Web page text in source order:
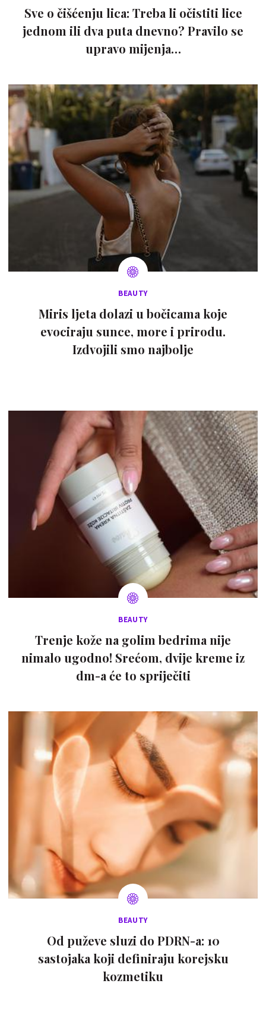
Sve o čišćenju lica: Treba li očistiti lice
jednom ili dva puta dnevno? Pravilo se
upravo mijenja…
BEAUTY
Miris ljeta dolazi u bočicama koje
evociraju sunce, more i prirodu.
Izdvojili smo najbolje
BEAUTY
Trenje kože na golim bedrima nije
nimalo ugodno! Srećom, dvije kreme iz
dm-a će to spriječiti
BEAUTY
Od puževe sluzi do PDRN-a: 10
sastojaka koji definiraju korejsku
kozmetiku